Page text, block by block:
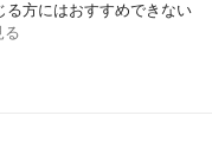
る方にはおすすめできない
る